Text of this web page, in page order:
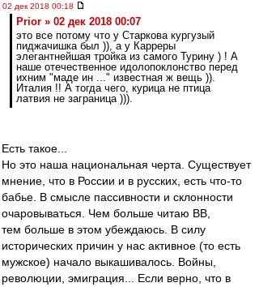
02 дек 2018 00:18
Prior » 02 дек 2018 00:07
это все потому что у Старкова кургузый
пиджачишка был )), а у Карреры
элегантнейшая тройка из самого Турину ) ! А
наше отечественное идолопоклонство перед
ихним "маде ин ..." известная ж вещь )).
Италия !! А тогда чего, курица не птица
латвия не заграница ))).
Есть такое...
Но это наша национальная черта. Существует
мнение, что в России и в русских, есть что-то
бабье. В смысле пассивности и склонности
очаровываться. Чем больше читаю ВВ,
тем больше в этом убеждаюсь. В силу
исторических причин у нас активное (то есть
мужское) начало выкашивалось. Войны,
революции, эмиграция... Если верно, что в